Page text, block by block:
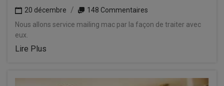
20 décembre
148 Commentaires
Nous allons service mailing mac par la façon de traiter avec
eux.
Lire Plus